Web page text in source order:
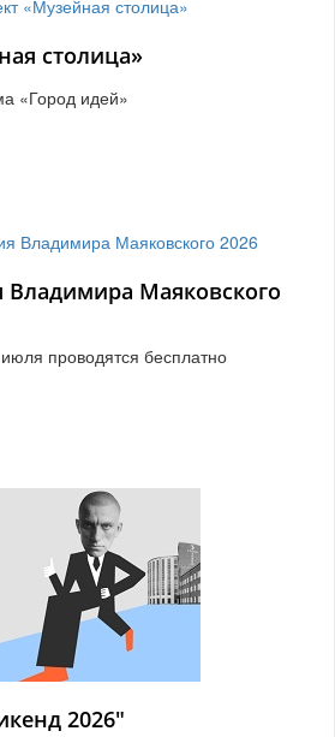
столица»
«Город идей»
Маяковского
проводятся бесплатно
2026"